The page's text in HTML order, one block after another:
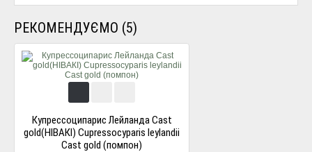
РЕКОМЕНДУЄМО (5)
Купресcоципарис Лейланда Cast
gold(НІВАКІ) Cupressocyparis leylandii
Cast gold (помпон)